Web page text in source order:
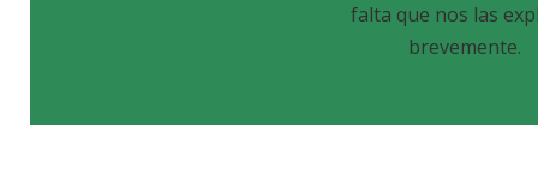
falta que nos las
brevemente.